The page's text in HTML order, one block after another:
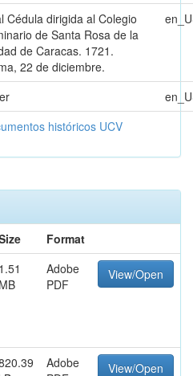
Cédula dirigida al Colegio
de Santa Rosa de la
de Caracas. 1721.
22 de diciembre.
históricos UCV
Format
1.51
MB
Adobe
PDF
View/Open
Adobe
View/Open